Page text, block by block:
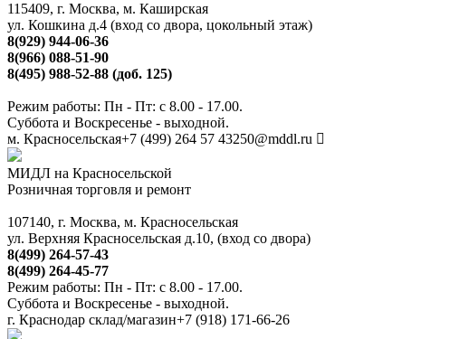
115409, г. Москва, м. Каширская
ул. Кошкина д.4 (вход со двора, цокольный этаж)
8(929) 944-06-36
8(966) 088-51-90
8(495) 988-52-88 (доб. 125)
Режим работы: Пн - Пт: с 8.00 - 17.00.
Суббота и Воскресенье - выходной.
м. Красносельская+7 (499) 264 57 43250@mddl.ru
МИДЛ на Красносельской
Розничная торговля и ремонт
107140, г. Москва, м. Красносельская
ул. Верхняя Красносельская д.10, (вход со двора)
8(499) 264-57-43
8(499) 264-45-77
Режим работы: Пн - Пт: с 8.00 - 17.00.
Суббота и Воскресенье - выходной.
г. Краснодар склад/магазин+7 (918) 171-66-26